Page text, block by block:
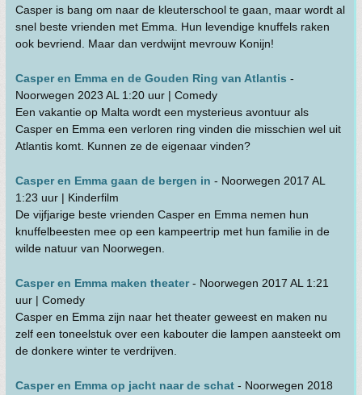
Casper is bang om naar de kleuterschool te gaan, maar wordt al
snel beste vrienden met Emma. Hun levendige knuffels raken
ook bevriend. Maar dan verdwijnt mevrouw Konijn!
Casper en Emma en de Gouden Ring van Atlantis -
Noorwegen 2023 AL 1:20 uur | Comedy
Een vakantie op Malta wordt een mysterieus avontuur als
Casper en Emma een verloren ring vinden die misschien wel uit
Atlantis komt. Kunnen ze de eigenaar vinden?
Casper en Emma gaan de bergen in - Noorwegen 2017 AL
1:23 uur | Kinderfilm
De vijfjarige beste vrienden Casper en Emma nemen hun
knuffelbeesten mee op een kampeertrip met hun familie in de
wilde natuur van Noorwegen.
Casper en Emma maken theater- Noorwegen 2017 AL 1:21
uur | Comedy
Casper en Emma zijn naar het theater geweest en maken nu
zelf een toneelstuk over een kabouter die lampen aansteekt om
de donkere winter te verdrijven.
Casper en Emma op jacht naar de schat - Noorwegen 2018